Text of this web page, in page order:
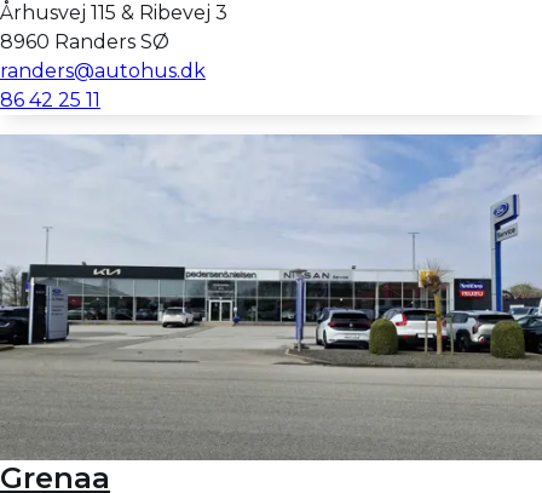
Århusvej 115 & Ribevej 3
8960 Randers SØ
randers@autohus.dk
86 42 25 11
Grenaa